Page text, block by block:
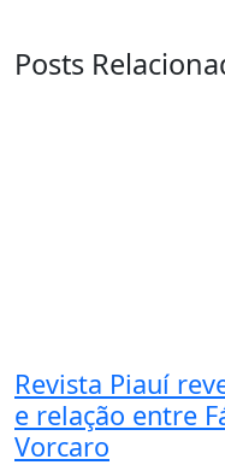
Posts
Revista Piauí
e relação entre
Vorcaro